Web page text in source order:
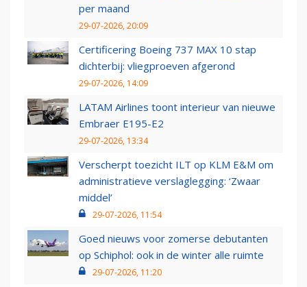
per maand
29-07-2026, 20:09
Certificering Boeing 737 MAX 10 stap
dichterbij: vliegproeven afgerond
29-07-2026, 14:09
LATAM Airlines toont interieur van nieuwe
Embraer E195-E2
29-07-2026, 13:34
Verscherpt toezicht ILT op KLM E&M om
administratieve verslaglegging: ‘Zwaar
middel’
29-07-2026, 11:54
Goed nieuws voor zomerse debutanten
op Schiphol: ook in de winter alle ruimte
29-07-2026, 11:20